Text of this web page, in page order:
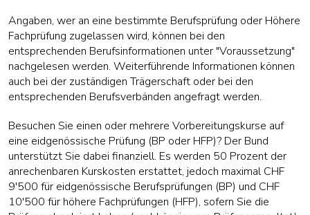
Angaben, wer an eine bestimmte Berufsprüfung oder Höhere
Fachprüfung zugelassen wird, können bei den
entsprechenden Berufsinformationen unter "Voraussetzung"
nachgelesen werden. Weiterführende Informationen können
auch bei der zuständigen Trägerschaft oder bei den
entsprechenden Berufsverbänden angefragt werden.
Besuchen Sie einen oder mehrere Vorbereitungskurse auf
eine eidgenössische Prüfung (BP oder HFP)? Der Bund
unterstützt Sie dabei finanziell. Es werden 50 Prozent der
anrechenbaren Kurskosten erstattet, jedoch maximal CHF
9'500 für eidgenössische Berufsprüfungen (BP) und CHF
10'500 für höhere Fachprüfungen (HFP), sofern Sie die